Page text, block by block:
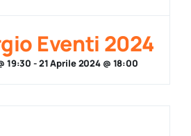
Eventi 2024
19:30 -21 Aprile 2024 @ 18:00